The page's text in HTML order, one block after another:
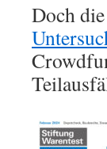
Doch